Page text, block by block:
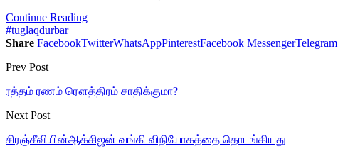
Continue Reading
#tuglaqdurbar
Share FacebookTwitterWhatsAppPinterestFacebook MessengerTelegram
Prev Post
ரத்தம் ரணம் ரௌத்திரம் சாதிக்குமா?
Next Post
சிரஞ்சீவியின்ஆக்சிஜன் வங்கி விநியோகத்தை தொடங்கியது